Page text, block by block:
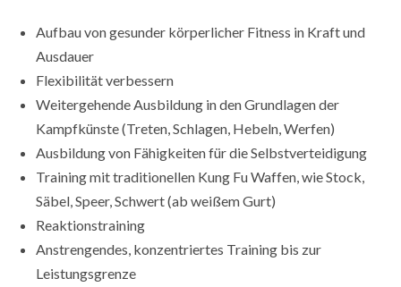
Aufbau von gesunder körperlicher Fitness in Kraft und
Ausdauer
Flexibilität verbessern
Weitergehende Ausbildung in den Grundlagen der
Kampfkünste (Treten, Schlagen, Hebeln, Werfen)
Ausbildung von Fähigkeiten für die Selbstverteidigung
Training mit traditionellen Kung Fu Waffen, wie Stock,
Säbel, Speer, Schwert (ab weißem Gurt)
Reaktionstraining
Anstrengendes, konzentriertes Training bis zur
Leistungsgrenze